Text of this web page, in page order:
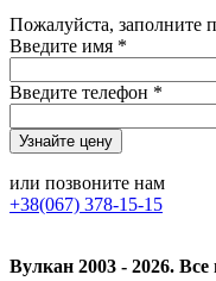
Пожалуйста, заполните
Введите имя *
Введите телефон *
или позвоните нам
+38(067) 378-15-15
Вулкан 2003 - 2026.